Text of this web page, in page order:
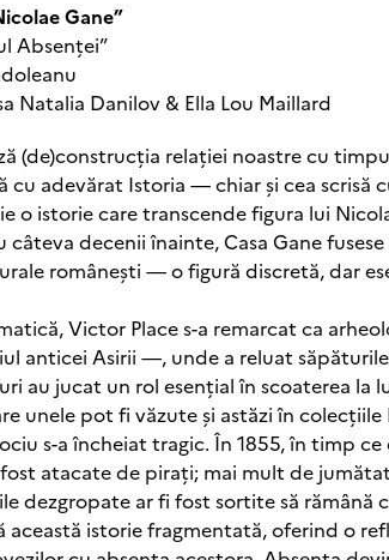
Gane”
Absenței”
Natalia Danilov & Ella Lou Maillard
(de)construcția relației noastre cu
adevărat Istoria — chiar și cea scrisă
o istorie care transcende figura lui
câteva decenii înainte, Casa Gane
românești — o figură discretă, dar
Victor Place s-a remarcat ca
anticei Asirii —, unde a reluat
au jucat un rol esențial în scoaterea la
unele pot fi văzute și astăzi în
s-a încheiat tragic. În 1855, în timp
atacate de pirați; mai mult de
dezgropate ar fi fost sortite să rămână
această istorie fragmentată, oferind o